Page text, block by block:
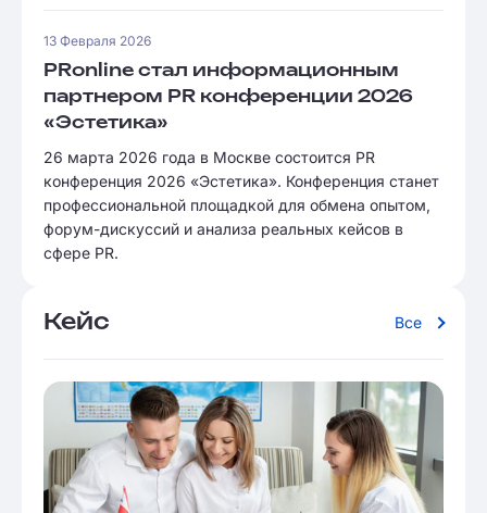
13 Февраля 2026
PRonline стал информационным
партнером PR конференции 2026
«Эстетика»
26 марта 2026 года в Москве состоится PR
конференция 2026 «Эстетика». Конференция станет
профессиональной площадкой для обмена опытом,
форум-дискуссий и анализа реальных кейсов в
сфере PR.
Кейс Все